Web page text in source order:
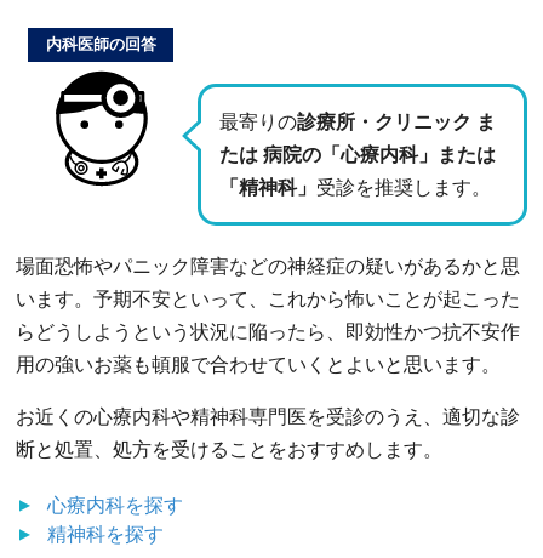
最寄りの診療所・クリニック ま
たは 病院の「心療内科」または
「精神科」 受診を推奨します。
内科医師の回答
場面恐怖やパニック障害などの神経症の疑いがあるかと思
います。予期不安といって、これから怖いことが起こった
らどうしようという状況に陥ったら、即効性かつ抗不安作
用の強いお薬も頓服で合わせていくとよいと思います。
お近くの心療内科や精神科専門医を受診のうえ、適切な診
断と処置、処方を受けることをおすすめします。
心療内科を探す
精神科を探す